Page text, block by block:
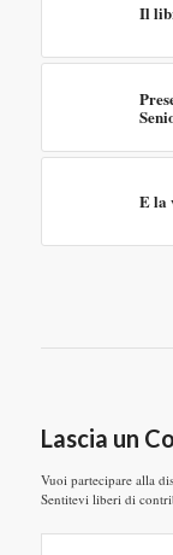
Il
E la
Lascia un
Vuoi partecipare alla
Sentitevi liberi di